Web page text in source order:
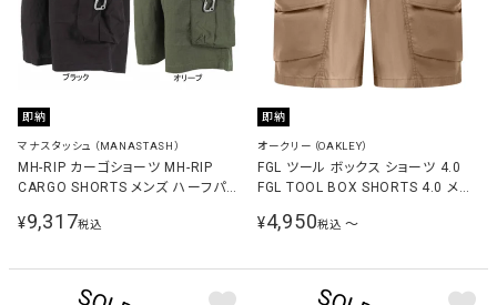
即納
マナスタッシュ（MANASTASH）
MH-RIP カーゴショーツ MH-RIP
CARGO SHORTS メンズ ハーフパン
¥9,317税込
即納
オークリー（OAKLEY）
FGL ツール ボックス ショーツ 4.0
FGL TOOL BOX SHORTS 4.0 メン
¥4,950税込 〜